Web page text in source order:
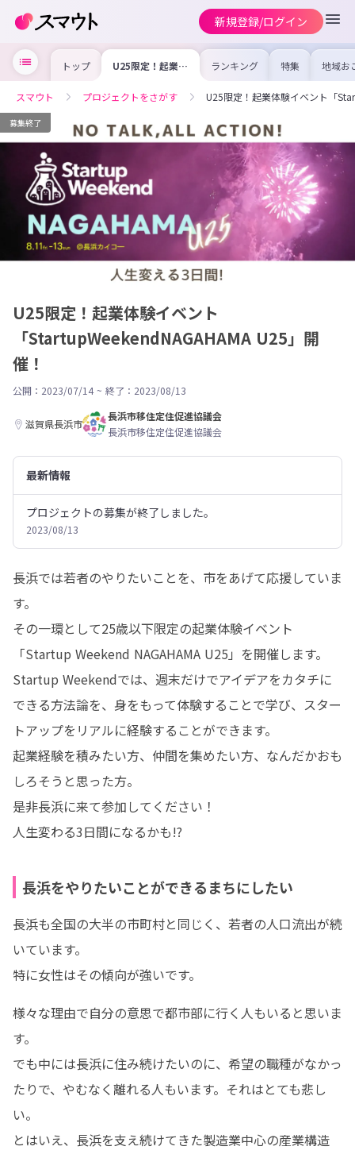
新規登録/ログイン
トップ U25限定！起業体
験イベント
U25」開催！
ランキング 特集 地域お
の求
を集め
事内容
を比較
スマウト プロジェクトをさがす U25限定！起業体験イベント「
募集終了
U25限定！起業体験イベント
「StartupWeekendNAGAHAMA U25」開
催！
公開：2023/07/14 ~ 終了：2023/08/13
滋賀県長浜市
長浜市移住定住促進協議会
長浜市移住定住促進協議会
最新情報
プロジェクトの募集が終了しました。
2023/08/13
長浜では若者のやりたいことを、市をあげて応援していま
す。
その一環として25歳以下限定の起業体験イベント
「Startup Weekend NAGAHAMA U25」を開催します。
Startup Weekendでは、週末だけでアイデアをカタチに
できる方法論を、身をもって体験することで学び、スター
トアップをリアルに経験することができます。
起業経験を積みたい方、仲間を集めたい方、なんだかおも
しろそうと思った方。
是非長浜に来て参加してください！
人生変わる3日間になるかも!?
長浜をやりたいことができるまちにしたい
長浜も全国の大半の市町村と同じく、若者の人口流出が続
いています。
特に女性はその傾向が強いです。
様々な理由で自分の意思で都市部に行く人もいると思いま
す。
でも中には長浜に住み続けたいのに、希望の職種がなかっ
たりで、やむなく離れる人もいます。それはとても悲し
い。
とはいえ、長浜を支え続けてきた製造業中心の産業構造